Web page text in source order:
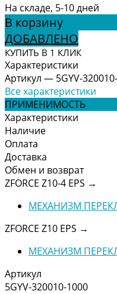
На складе, 5-10 дней
В корзину
ДОБАВЛЕНО
КУПИТЬ В 1 КЛИК
Характеристики
Артикул — 5GYV-
Все характеристики
ПРИМЕНИМОСТЬ
Характеристики
Наличие
Оплата
Доставка
Обмен и возврат
ZFORCE Z10-4 EPS →
МЕХАНИЗМ
ZFORCE Z10 EPS →
МЕХАНИЗМ
Артикул
5GYV-320010-1000